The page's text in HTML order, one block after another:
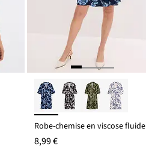
Robe-chemise en viscose fluide
8,99 €